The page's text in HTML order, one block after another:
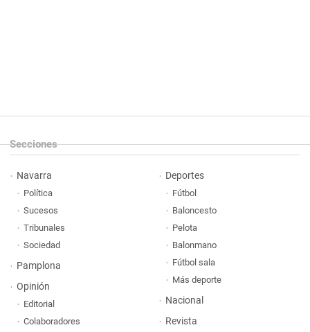
Secciones
Navarra
Política
Sucesos
Tribunales
Sociedad
Pamplona
Opinión
Editorial
Colaboradores
Deportes
Fútbol
Baloncesto
Pelota
Balonmano
Fútbol sala
Más deporte
Nacional
Revista